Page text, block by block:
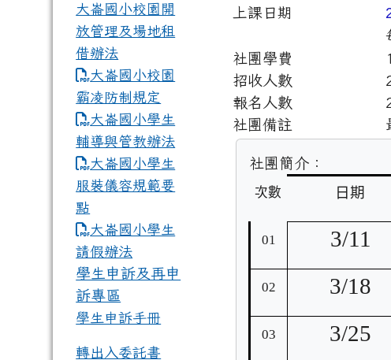
上課日期
社團學費
招收人數
報名人數
社團備註
社團簡介：
次數
日期
01 3/11
02 3/18
03 3/25
大崙國小校園開
放管理及場地租
借辦法
大崙國小校園
霸凌防制規定
大崙國小學生
輔導與管教辦法
大崙國小學生
服裝儀容規範要
點
link to https://www.dles.tyc.edu.tw/uploads/
大崙國小學生
請假辦法
學生申訴及再申
訴專區
學生申訴手冊
轉出入委託書